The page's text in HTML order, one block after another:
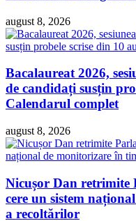
august 8, 2026
Bacalaureat 2026,
de candidați susțin
Calendarul complet
august 8, 2026
Nicușor Dan retrimite
cere un sistem
a recoltărilor